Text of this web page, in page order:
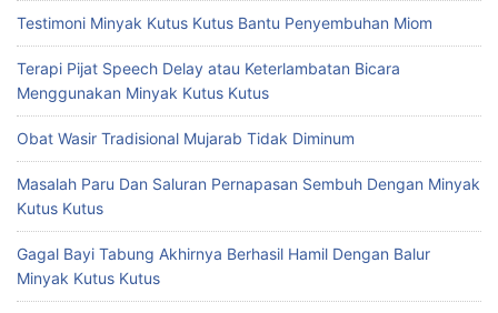
Testimoni Minyak Kutus Kutus Bantu Penyembuhan Miom
Terapi Pijat Speech Delay atau Keterlambatan Bicara
Menggunakan Minyak Kutus Kutus
Obat Wasir Tradisional Mujarab Tidak Diminum
Masalah Paru Dan Saluran Pernapasan Sembuh Dengan Minyak
Kutus Kutus
Gagal Bayi Tabung Akhirnya Berhasil Hamil Dengan Balur
Minyak Kutus Kutus